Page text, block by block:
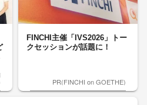
FINCHI主催「IVS2026」トー
クセッションが話題に！
PR(FINCHI on GOETHE)